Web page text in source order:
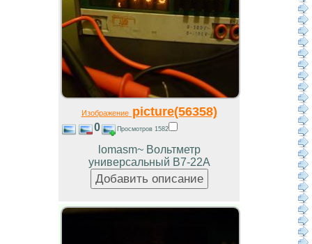
Изображениеpicture(56358)
0 Просмотров 1582
lomasm~ Вольтметр
универсальный В7-22А